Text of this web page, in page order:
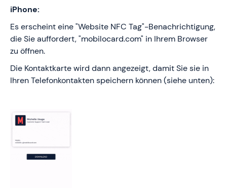
iPhone:
Es erscheint eine "Website NFC Tag"-Benachrichtigung,
die Sie auffordert, "mobilocard.com" in Ihrem Browser
zu öffnen.
Die Kontaktkarte wird dann angezeigt, damit Sie sie in
Ihren Telefonkontakten speichern können (siehe unten):